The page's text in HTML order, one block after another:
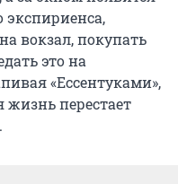
экспириенса,
вокзал, покупать
это на
«Ессентуками»,
жизнь перестает